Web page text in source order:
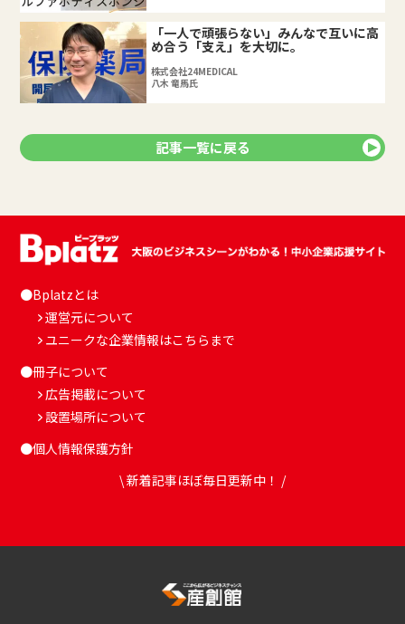
「一人で頑張らない」みんなで互いに高
め合う「支え」を大切に。
株式会社24MEDICAL
八木 竜馬氏
記事一覧に戻る
●Bplatzとは
運営元について
ユニークな企業情報はこちらまで
●冊子について
広告掲載について
設置場所について
●個人情報保護方針
\ 新着記事ほぼ毎日更新中！ /